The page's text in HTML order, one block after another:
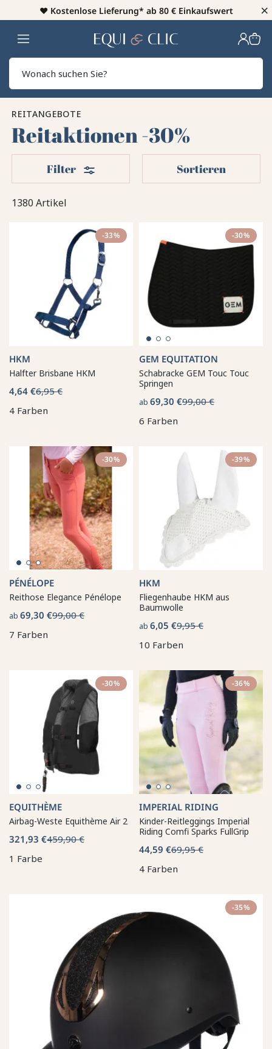
♥️ Kostenlose Lieferung* ab 80 € Einkaufswert ×
Heim
REITANGEBOTE
Reitaktionen -30%
1380 Artikel
Filter Filter Sortieren
-33%
HKM
Halfter Brisbane HKM
4,64 €6,95 €
4 Farben
-30%
GEM EQUITATION
Schabracke GEM Touc Touc
Springen
ab 69,30 €99,00 €
6 Farben
-30%
PÉNÉLOPE
Reithose Elegance Pénélope
ab 69,30 €99,00 €
7 Farben
-39%
HKM
Fliegenhaube HKM aus
Baumwolle
ab 6,05 €9,95 €
10 Farben
-30%
EQUITHÈME
Airbag-Weste Equithème Air 2
321,93 €459,90 €
1 Farbe
-36%
IMPERIAL RIDING
Kinder-Reitleggings Imperial
Riding Comfi Sparks FullGrip
44,59 €69,95 €
4 Farben
-35%